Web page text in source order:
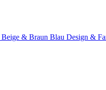
Beige & Braun Blau Design &